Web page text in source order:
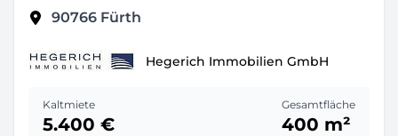
90766 Fürth
Hegerich Immobilien GmbH
Kaltmiete
5.400 €
Gesamtfläche
400 m²